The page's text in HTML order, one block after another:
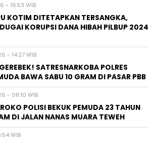
- 16:53 WIB
KOTIM DITETAPKAN TERSANGKA,
KORUPSI DANA HIBAH PILBUP 2024
- 14:27 WIB
SATRESNARKOBA POLRES
BAWA SABU 10 GRAM DI PASAR PBB
- 08:10 WIB
POLISI BEKUK PEMUDA 23 TAHUN
DI JALAN NANAS MUARA TEWEH
WIB